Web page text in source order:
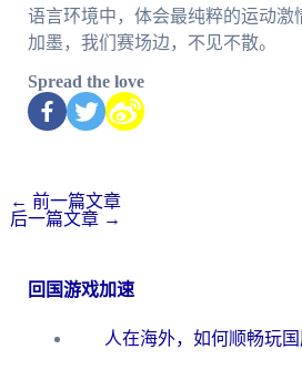
语言环境中，体会最纯粹的运动激
加墨，我们赛场边，不见不散。
Spread the love
← 前一篇文章
后一篇文章 →
回国游戏加速